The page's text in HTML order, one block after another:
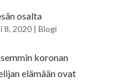
osalta
8, 2020| Blogi
koronan
elämään ovat